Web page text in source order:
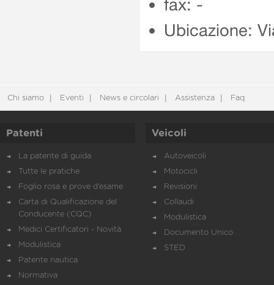
fax: -
Ubicazione:
Chi siamo Eventi News e circolari Assistenza Faq
Patenti
La patente di guida
Tutte le pratiche
Foglio rosa e prove d’esame
Carta di Qualificazione del
Conducente (CQC)
Medici Certificatori - Novità
Modulistica
Patente nautica
Normativa
Veicoli
Autoveicoli
Motocicli
Revisioni
Collaudi
Modulistica
Documento Unico
STED